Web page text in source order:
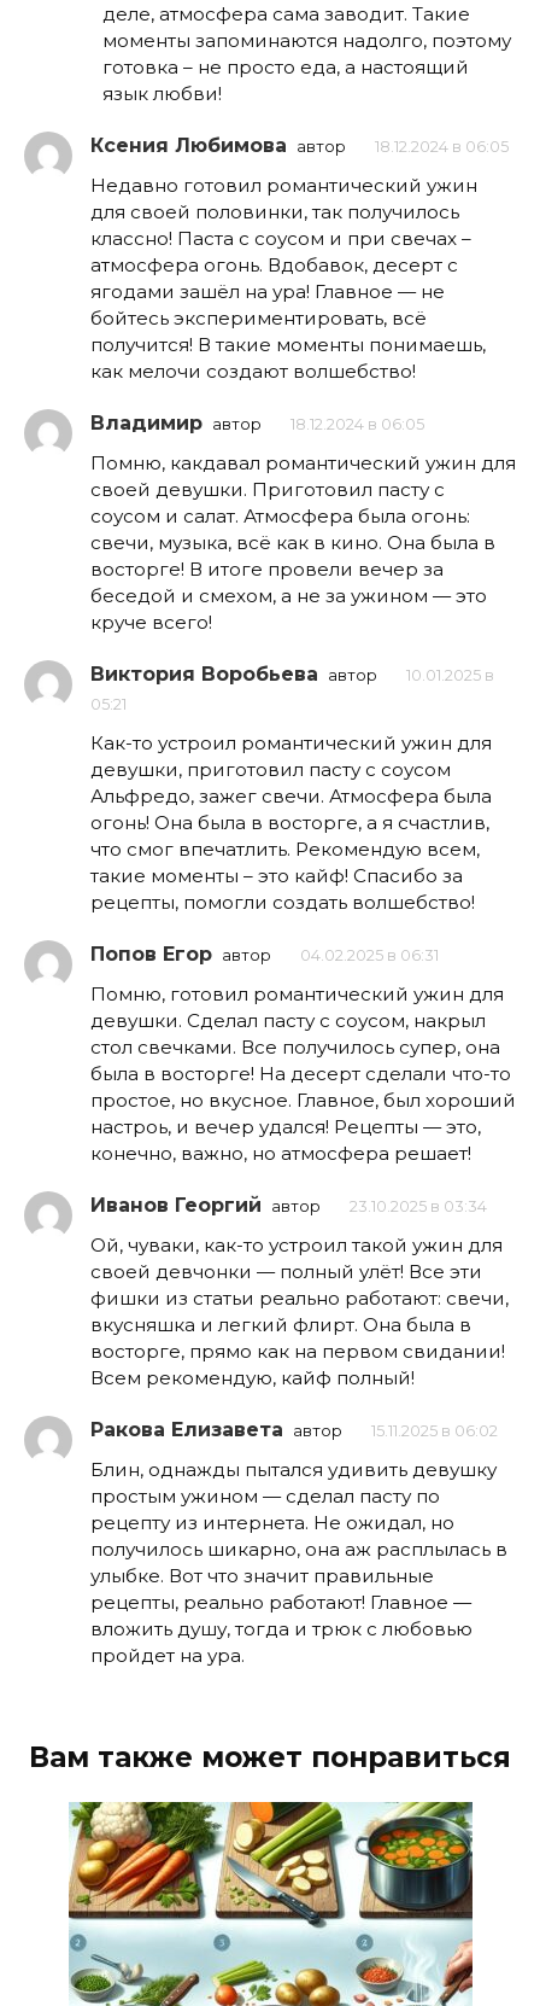
деле, атмосфера сама заводит. Такие
моменты запоминаются надолго, поэтому
готовка – не просто еда, а настоящий
язык любви!
Ксения Любимова автор 18.12.2024 в 06:05
Недавно готовил романтический ужин
для своей половинки, так получилось
классно! Паста с соусом и при свечах –
атмосфера огонь. Вдобавок, десерт с
ягодами зашёл на ура! Главное — не
бойтесь экспериментировать, всё
получится! В такие моменты понимаешь,
как мелочи создают волшебство!
Владимир автор 18.12.2024 в 06:05
Помню, какдавал романтический ужин для
своей девушки. Приготовил пасту с
соусом и салат. Атмосфера была огонь:
свечи, музыка, всё как в кино. Она была в
восторге! В итоге провели вечер за
беседой и смехом, а не за ужином — это
круче всего!
Виктория Воробьева автор
10.01.2025 в
05:21
Как-то устроил романтический ужин для
девушки, приготовил пасту с соусом
Альфредо, зажег свечи. Атмосфера была
огонь! Она была в восторге, а я счастлив,
что смог впечатлить. Рекомендую всем,
такие моменты – это кайф! Спасибо за
рецепты, помогли создать волшебство!
Попов Егор автор 04.02.2025 в 06:31
Помню, готовил романтический ужин для
девушки. Сделал пасту с соусом, накрыл
стол свечками. Все получилось супер, она
была в восторге! На десерт сделали что-то
простое, но вкусное. Главное, был хороший
настроь, и вечер удался! Рецепты — это,
конечно, важно, но атмосфера решает!
Иванов Георгий автор 23.10.2025 в 03:34
Ой, чуваки, как-то устроил такой ужин для
своей девчонки — полный улёт! Все эти
фишки из статьи реально работают: свечи,
вкусняшка и легкий флирт. Она была в
восторге, прямо как на первом свидании!
Всем рекомендую, кайф полный!
Ракова Елизавета автор 15.11.2025 в 06:02
Блин, однажды пытался удивить девушку
простым ужином — сделал пасту по
рецепту из интернета. Не ожидал, но
получилось шикарно, она аж расплылась в
улыбке. Вот что значит правильные
рецепты, реально работают! Главное —
вложить душу, тогда и трюк с любовью
пройдет на ура.
Вам также может понравиться